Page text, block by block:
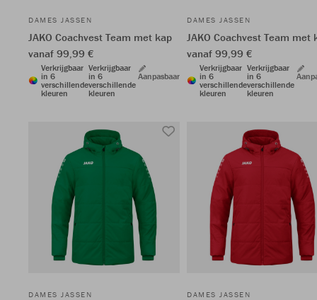
DAMES JASSEN
JAKO Coachvest Team met kap
vanaf 99,99 €
Verkrijgbaar
in 6
verschillende
kleuren
Verkrijgbaar
in 6
verschillende
kleuren
Aanpasbaar
DAMES JASSEN
JAKO Coachvest Team met
vanaf 99,99 €
Verkrijgbaar
in 6
verschillende
kleuren
Verkrijgbaar
in 6
verschillende
kleuren
DAMES JASSEN DAMES JASSEN